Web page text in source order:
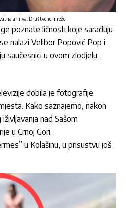
arhiva: Društvene mreže
poznate ličnosti koje sarađuju
nalazi Velibor Popović Pop i
saučesnici u ovom zlodjelu.
dobila je fotografije
Kako saznajemo, nakon
nad Sašom
u Crnoj Gori.
u Kolašinu, u prisustvu još